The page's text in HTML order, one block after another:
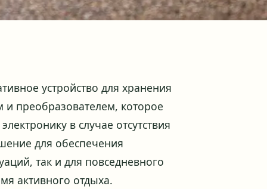
устройство для хранения
и преобразователем, которое
в случае отсутствия
для обеспечения
так и для повседневного
активного отдыха.